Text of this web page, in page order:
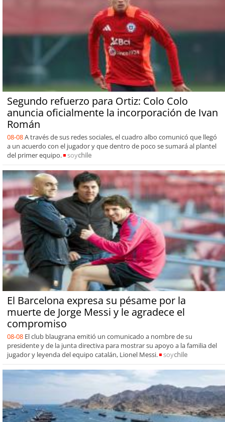
Segundo refuerzo para Ortiz: Colo Colo
anuncia oficialmente la incorporación de Ivan
Román
08-08A través de sus redes sociales, el cuadro albo comunicó que llegó
a un acuerdo con el jugador y que dentro de poco se sumará al plantel
del primer equipo.
soychile
El Barcelona expresa su pésame por la
muerte de Jorge Messi y le agradece el
compromiso
08-08 El club blaugrana emitió un comunicado a nombre de su
presidente y de la junta directiva para mostrar su apoyo a la familia del
jugador y leyenda del equipo catalán, Lionel Messi.
soychile